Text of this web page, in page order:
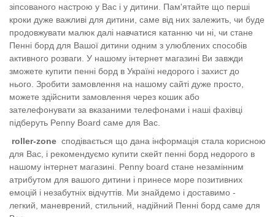
зіпсованого настрою у Вас і у дитини. Пам'ятайте що перші
кроки дуже важливі для дитини, саме від них залежить, чи буде
продовжувати малюк далі навчатися катанню чи ні, чи стане
Пенні борд для Вашої дитини одним з улюблених способів
активного розваги. У нашому інтернет магазині Ви завжди
зможете купити пенні борд в Україні недорого і захист до
нього. Зробити замовлення на нашому сайті дуже просто,
можете здійснити замовлення через кошик або
зателефонувати за вказаними телефонами і наші фахівці
підберуть Penny Board саме для Вас.
roller-zone сподівається що дана інформація стала корисною
для Вас, і рекомендуємо купити скейт пенні борд недорого в
нашому інтернет магазині. Penny board стане незамінним
атрибутом для вашого дитини і принесе море позитивних
емоцій і незабутніх відчуттів. Ми знайдемо і доставимо -
легкий, маневрений, стильний, надійний Пенні борд саме для